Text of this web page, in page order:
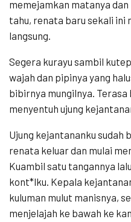
memejamkan matanya
tahu, renata baru sekali
langsung.
Segera kurayu sambil
wajah dan pipinya yang
bibirnya mungilnya.
menyentuh ujung
Ujung kejantananku sudah
renata keluar dan mulai
Kuambil satu tangannya
kont*lku. Kepala
kuluman mulut manisnya,
menjelajah ke bawah ke